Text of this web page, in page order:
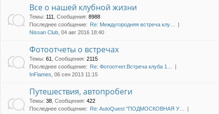
Все о нашей клубной жизни
Темы: 111 Сообщения: 8988
Последнее сообщение: Re: Междугородняя встреча клу…
Nissan Club , 04 авг 2016 18:40
Фотоотчеты о встречах
Темы: 61 Сообщения: 2115
Последнее сообщение: Re: Фотоотчет.Встреча клуба 1…
InFlames , 06 сен 2013 11:15
Путешествия, автопробеги
Темы: 38 Сообщения: 422
Последнее сообщение: Re: AutoQuest "ПОДМОСКОВНАЯ У…